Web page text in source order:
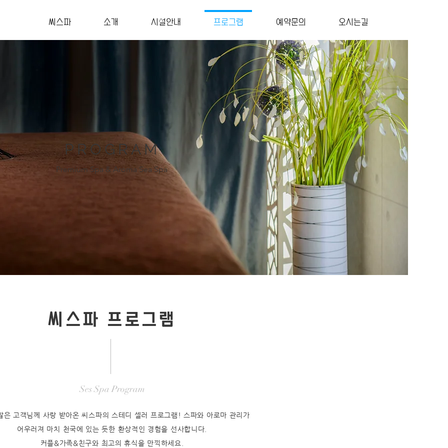
씨스파 소개 시설안내 프로그램 예약문의 오시는길
PROGRAM
Premium Spa & Aroma Sea Spa
씨스파 프로그램
Ses Spa Program
은 고객님께 사랑 받아온 씨스파의 스테디 셀러 프로그램! 스파와 아로마 관리가
어우러져 마치 천국에 있는 듯한 환상적인 경험을 선사합니다.
커플&가족&친구와 최고의 휴식을 만끽하세요.